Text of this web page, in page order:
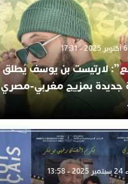
لارتيست بن يوسف يُطلق
جديدة بمزيج مغربي-مصري